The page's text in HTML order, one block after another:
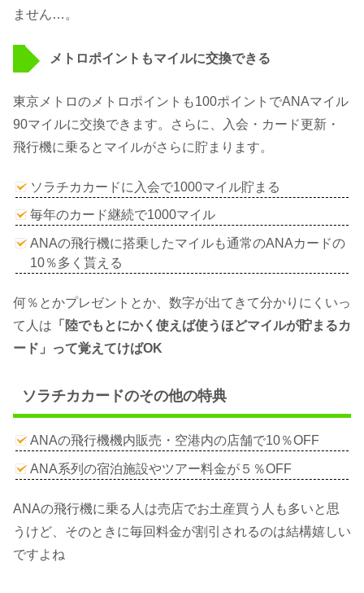
ません…。
メトロポイントもマイルに交換できる
東京メトロのメトロポイントも100ポイントでANAマイル
90マイルに交換できます。さらに、入会・カード更新・
飛行機に乗るとマイルがさらに貯まります。
ソラチカカードに入会で1000マイル貯まる
毎年のカード継続で1000マイル
ANAの飛行機に搭乗したマイルも通常のANAカードの
10％多く貰える
何％とかプレゼントとか、数字が出てきて分かりにくいっ
て人は 「陸でもとにかく使えば使うほどマイルが貯まるカ
ード」って覚えてけばOK
ソラチカカードのその他の特典
ANAの飛行機機内販売・空港内の店舗で10％OFF
ANA系列の宿泊施設やツアー料金が５％OFF
ANAの飛行機に乗る人は売店でお土産買う人も多いと思
うけど、そのときに毎回料金が割引されるのは結構嬉しい
ですよね